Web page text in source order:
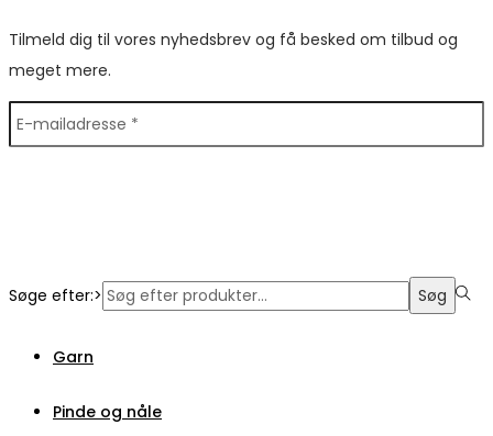
Tilmeld dig til vores nyhedsbrev og få besked om tilbud og
meget mere.
Søge efter:> Søg
Garn
Pinde og nåle